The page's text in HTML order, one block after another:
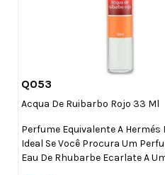
Q053
Acqua De Ruibarbo Rojo 33 Ml
Perfume Equivalente A
Ideal Se Você Procura Um
Eau De Rhubarbe Ecarlate A